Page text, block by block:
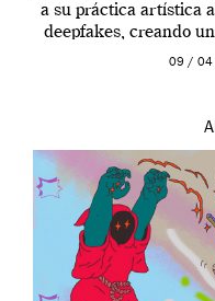
a su práctica artística
deepfakes, creando
09 /